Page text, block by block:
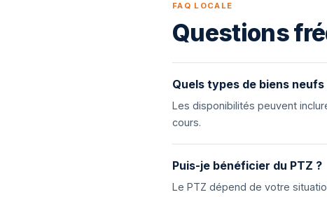
FAQ LOCALE
Questions
Quels types de biens
Les disponibilités peuvent
cours.
Puis-je bénéficier du PTZ ?
Le PTZ dépend de votre